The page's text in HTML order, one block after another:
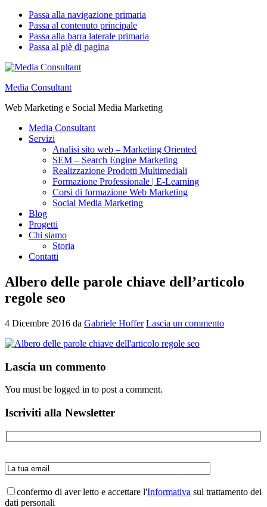
Passa alla navigazione primaria
Passa al contenuto principale
Passa alla barra laterale primaria
Passa al piè di pagina
Media Consultant
Web Marketing e Social Media Marketing
Media Consultant
Servizi
Analisi sito web – Marketing Oriented
SEM – Search Engine Marketing
Realizzazione Prodotti Multimediali
Formazione Professionale | E-Learning
Corsi di formazione Web Marketing
Social Media Marketing
Blog
Progetti
Chi siamo
Storia
Contatti
Albero delle parole chiave dell’articolo
regole seo
4 Dicembre 2016 da Gabriele Hoffer Lascia un commento
Interazioni
lettore
Lascia un commento
You must be logged in to post a comment.
Barra
laterale
primaria
Iscriviti alla Newsletter
confermo di aver letto e accettare l'Informativa sul trattamento dei
dati personali